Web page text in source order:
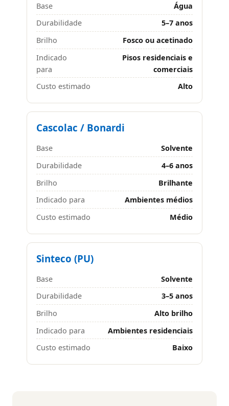
Base
Água
Durabilidade
5–7 anos
Brilho
Fosco ou acetinado
Indicado
para
Pisos residenciais e
comerciais
Custo estimado
Alto
Cascolac / Bonardi
Base
Solvente
Durabilidade
4–6 anos
Brilho
Brilhante
Indicado para
Ambientes médios
Custo estimado
Médio
Sinteco (PU)
Base
Solvente
Durabilidade
3–5 anos
Brilho
Alto brilho
Indicado para
Ambientes residenciais
Custo estimado
Baixo